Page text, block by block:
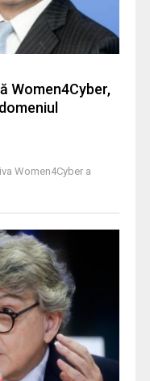
Women4Cyber,
Women4Cyber a